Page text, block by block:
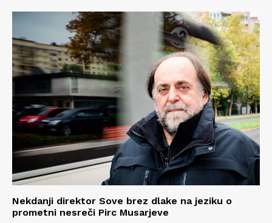
Nekdanji direktor Sove brez dlake na jeziku o
prometni nesreči Pirc Musarjeve